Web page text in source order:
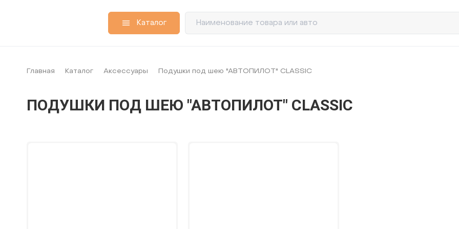
Каталог
Главная Каталог Аксессуары Подушки под шею "АВТОПИЛОТ" CLASSIC
ПОДУШКИ ПОД ШЕЮ "АВТОПИЛОТ" CLASSIC